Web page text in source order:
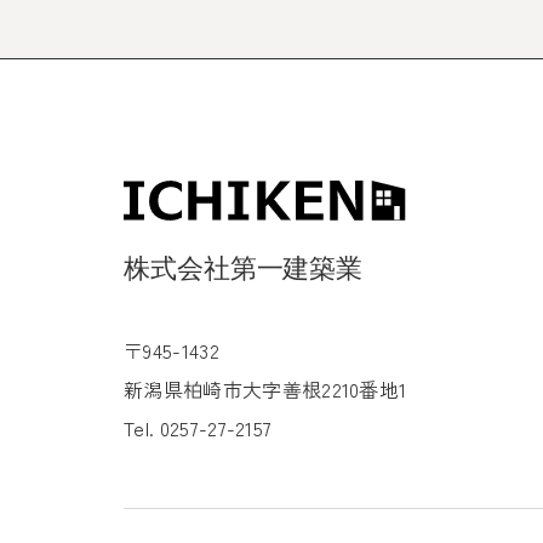
〒945-1432
新潟県柏崎市大字善根2210番地1
Tel. 0257-27-2157